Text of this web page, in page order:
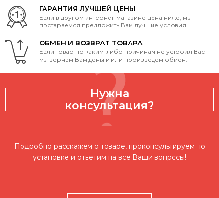
ГАРАНТИЯ ЛУЧШЕЙ ЦЕНЫ
Если в другом интернет-магазине цена ниже, мы
постараемся предложить Вам лучшие условия.
ОБМЕН И ВОЗВРАТ ТОВАРА
Если товар по каким-либо причинам не устроил Вас -
мы вернем Вам деньги или произведем обмен.
Нужна
консультация?
Подробно расскажем о товаре, проконсультируем по
установке и ответим на все Ваши вопросы!